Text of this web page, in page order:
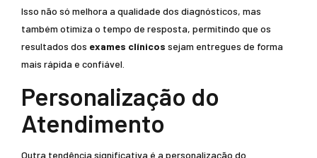
Isso não só melhora a qualidade dos diagnósticos, mas
também otimiza o tempo de resposta, permitindo que os
resultados dos exames clínicos sejam entregues de forma
mais rápida e confiável.
Personalização do
Atendimento
Outra tendência significativa é a personalização do